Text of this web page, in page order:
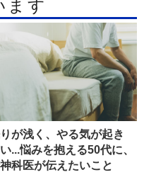
ます
が浅く、やる気が起き
...悩みを抱える50代に、
科医が伝えたいこと